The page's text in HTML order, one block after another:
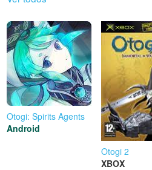
Otogi: Spirits Agents
Android
Otogi 2
XBOX